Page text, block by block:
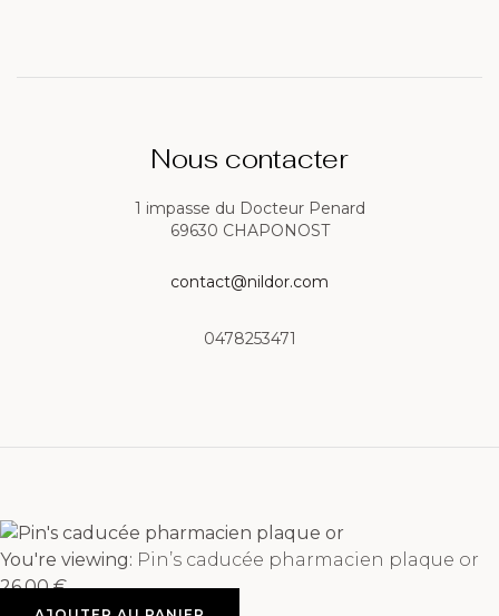
Nous contacter
1 impasse du Docteur Penard
69630 CHAPONOST
contact@nildor.com
0478253471
You're viewing: Pin’s caducée pharmacien plaque or
26,00€